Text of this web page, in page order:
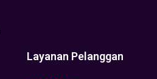
Layanan Pelanggan